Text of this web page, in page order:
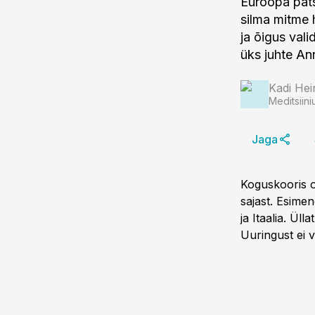
silma mitme
ja õigus
üks juhte
Kadi
Jaga
Koguskooris
sajast.
ja Itaalia.
Uuringust ei